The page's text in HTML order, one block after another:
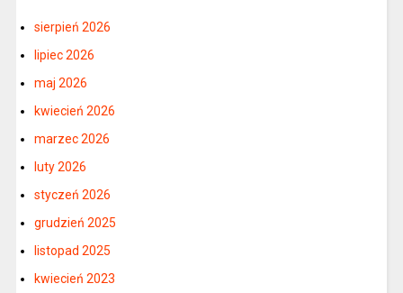
sierpień 2026
lipiec 2026
maj 2026
kwiecień 2026
marzec 2026
luty 2026
styczeń 2026
grudzień 2025
listopad 2025
kwiecień 2023